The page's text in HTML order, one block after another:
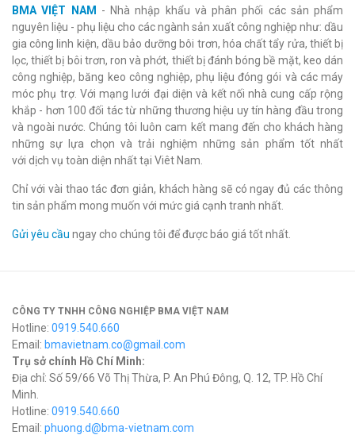
BMA VIỆT NAM
- Nhà nhập khẩu và phân phối các sản phẩm
nguyên liệu - phụ liệu cho các ngành sản xuất công nghiệp như: dầu
gia công linh kiện, dầu bảo dưỡng bôi trơn, hóa chất tẩy rửa, thiết bị
lọc, thiết bị bôi trơn, ron và phớt, thiết bị đánh bóng bề mặt, keo dán
công nghiệp, băng keo công nghiệp, phụ liệu đóng gói và các máy
móc phụ trợ. Với mạng lưới đại diện và kết nối nhà cung cấp rộng
khắp - hơn 100 đối tác từ những thương hiệu uy tín hàng đầu trong
và ngoài nước. Chúng tôi luôn cam kết mang đến cho khách hàng
những sự lựa chọn và trải nghiệm những sản phẩm tốt nhất
với dịch vụ toàn diện nhất tại Viêt Nam.
Chỉ với vài thao tác đơn giản, khách hàng sẽ có ngay đủ các thông
tin sản phẩm mong muốn với mức giá cạnh tranh nhất.
Gửi yêu cầu ngay cho chúng tôi để được báo giá tốt nhất.
CÔNG TY TNHH CÔNG NGHIỆP BMA VIỆT NAM
Hotline: 0919.540.660
Email: bmavietnam.co@gmail.com
Trụ sở chính Hồ Chí Minh:
Địa chỉ: Số 59/66 Võ Thị Thừa, P. An Phú Đông, Q. 12, TP. Hồ Chí
Minh.
Hotline: 0919.540.660
Email: phuong.d@bma-vietnam.com